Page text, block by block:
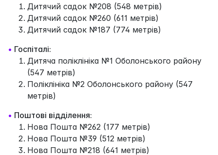
Дитячий садок №208 (548 метрів)
Дитячий садок №260 (611 метрів)
Дитячий садок №187 (774 метрів)
• Госпіталі:
Дитяча поліклініка №1 Оболонського району
(547 метрів)
Поліклініка №2 Оболонського району (547
метрів)
• Поштові відділення:
Нова Пошта №262 (177 метрів)
Нова Пошта №39 (512 метрів)
Нова Пошта №218 (641 метрів)